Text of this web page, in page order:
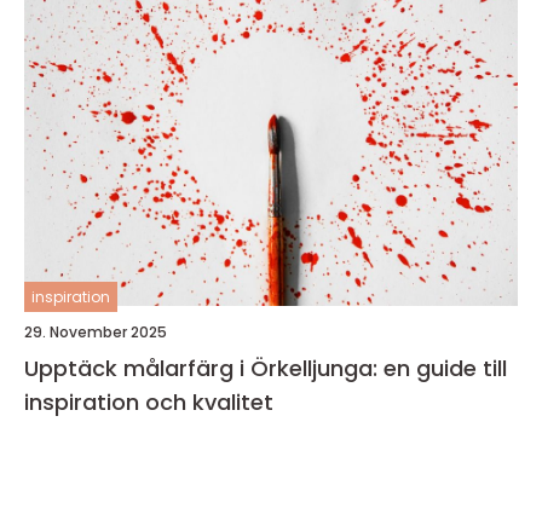
inspiration
29. November 2025
Upptäck målarfärg i Örkelljunga: en guide till
inspiration och kvalitet